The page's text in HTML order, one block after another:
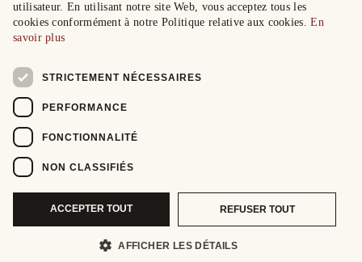
utilisateur. En utilisant notre site Web, vous acceptez tous les
cookies conformément à notre Politique relative aux cookies.En
savoir plus
STRICTEMENT NÉCESSAIRES
PERFORMANCE
FONCTIONNALITÉ
NON CLASSIFIÉS
ACCEPTER TOUT REFUSER TOUT
AFFICHER LES DÉTAILS